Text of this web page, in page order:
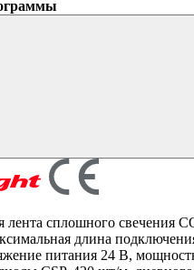
лента сплошного свечения
длина
питания 24 В,